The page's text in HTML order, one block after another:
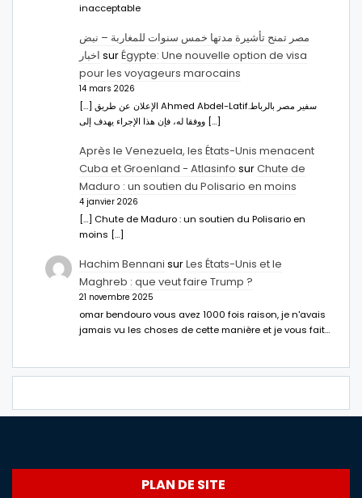
inacceptable
مصر تمنح تأشيرة مدتها خمس سنوات للمغاربة – نبض
اخبار surÉgypte: Une nouvelle option de visa
pour les voyageurs marocains
14 mars 2026
[…] الإعلان عن طريق Ahmed Abdel-Latifسفير مصر بالرباط.
ووفقا له، فإن هذا الإجراء يهدف إلى […]
Après le Venezuela, les États-Unis menacent
Cuba et Groenland - Atlasinfo surChute de
Maduro : un soutien du Polisario en moins
4 janvier 2026
[…] Chute de Maduro : un soutien du Polisario en
moins […]
Hachim Bennani surLes États-Unis et le
Maghreb : que veut faire Trump ?
21 novembre 2025
omar bendouro vous avez 1000 fois raison, je n'avais
jamais vu les choses de cette manière et je vous fait…
PLAN DE SITE